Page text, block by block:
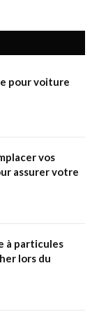
pour voiture
vos
assurer votre
à particules
lors du